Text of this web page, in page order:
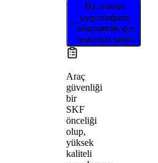
Bu ürünün
uygunluğunu
onaylamak için
aracınızı seçin
Araç
güvenliği
bir
SKF
önceliği
olup,
yüksek
kaliteli